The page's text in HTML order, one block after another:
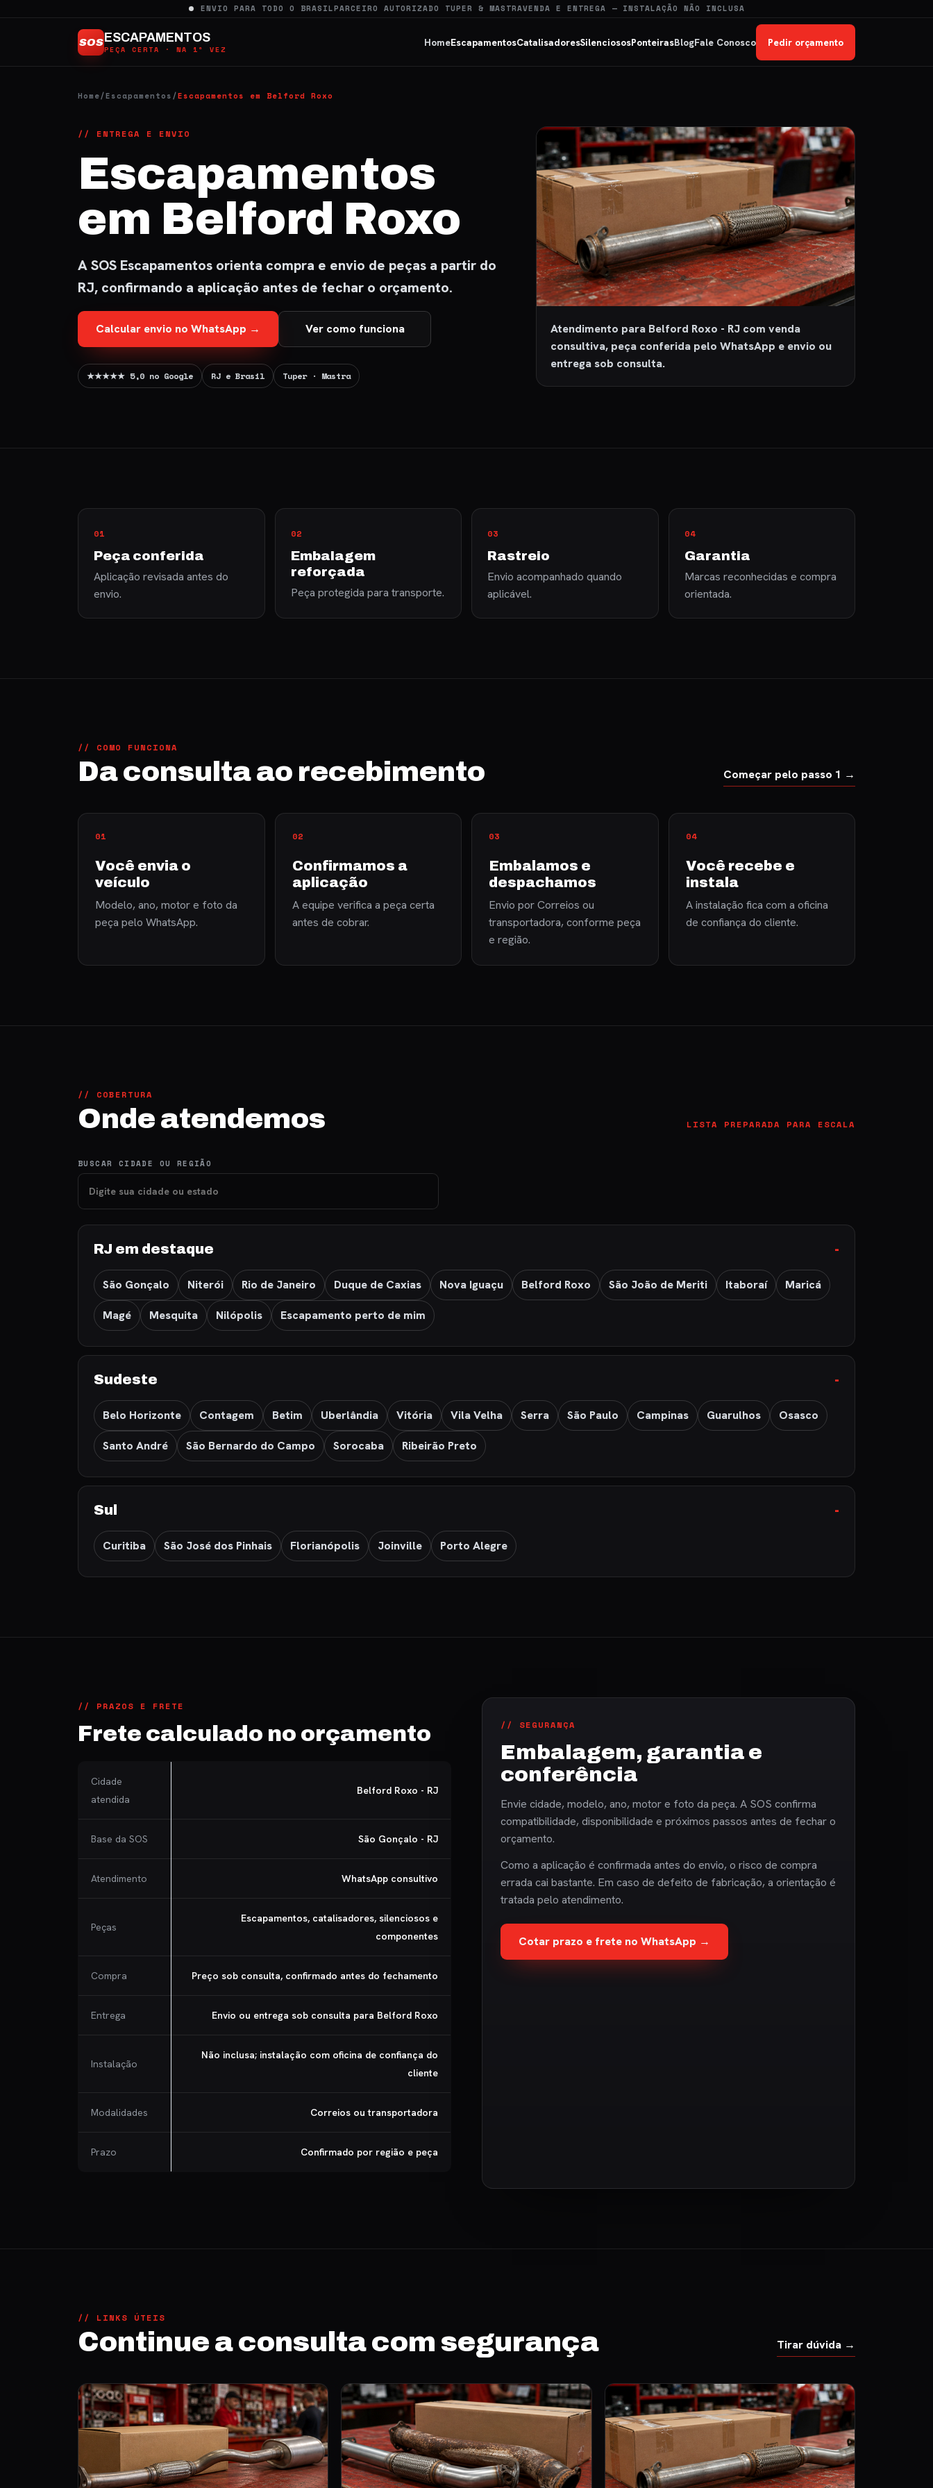
ENVIO PARA TODO O BRASILPARCEIRO AUTORIZADO TUPER & MASTRAVENDA E ENTREGA — INSTALAÇÃO NÃO INCLUSA
SOSESCAPAMENTOS
PEÇA CERTA · NA 1ª VEZ
HomeEscapamentosCatalisadoresSilenciososPonteirasBlogFale Conosco Pedir orçamento
Home/Escapamentos/Escapamentos em Belford Roxo
// ENTREGA E ENVIO
Escapamentos
em Belford Roxo
A SOS Escapamentos orienta compra e envio de peças a partir do
RJ, confirmando a aplicação antes de fechar o orçamento.
Calcular envio no WhatsApp → Ver como funciona
★★★★★ 5,0 no Google RJ e Brasil Tuper · Mastra
Atendimento para Belford Roxo - RJ com venda
consultiva, peça conferida pelo WhatsApp e envio ou
entrega sob consulta.
01
Peça conferida
Aplicação revisada antes do
envio.
02
Embalagem
reforçada
Peça protegida para transporte.
03
Rastreio
Envio acompanhado quando
aplicável.
04
Garantia
Marcas reconhecidas e compra
orientada.
// COMO FUNCIONA
Da consulta ao recebimento Começar pelo passo 1 →
Você envia o
veículo
Modelo, ano, motor e foto da
peça pelo WhatsApp.
Confirmamos a
aplicação
A equipe verifica a peça certa
antes de cobrar.
Embalamos e
despachamos
Envio por Correios ou
transportadora, conforme peça
e região.
Você recebe e
instala
A instalação fica com a oficina
de confiança do cliente.
// COBERTURA
Onde atendemos LISTA PREPARADA PARA ESCALA
BUSCAR CIDADE OU REGIÃO
RJ em destaque
São Gonçalo Niterói Rio de Janeiro Duque de Caxias Nova Iguaçu Belford Roxo São João de Meriti Itaboraí Maricá
Magé Mesquita Nilópolis Escapamento perto de mim
Sudeste
Belo Horizonte Contagem Betim Uberlândia Vitória Vila Velha Serra São Paulo Campinas Guarulhos Osasco
Santo André São Bernardo do Campo Sorocaba Ribeirão Preto
Sul
Curitiba São José dos Pinhais Florianópolis Joinville Porto Alegre
// PRAZOS E FRETE
Frete calculado no orçamento
Cidade
atendida
Belford Roxo - RJ
Base da SOS São Gonçalo - RJ
Atendimento WhatsApp consultivo
Peças
Escapamentos, catalisadores, silenciosos e
componentes
Compra Preço sob consulta, confirmado antes do fechamento
Entrega Envio ou entrega sob consulta para Belford Roxo
Instalação
Não inclusa; instalação com oficina de confiança do
cliente
Modalidades Correios ou transportadora
Prazo Confirmado por região e peça
// SEGURANÇA
Embalagem, garantia e
conferência
Envie cidade, modelo, ano, motor e foto da peça. A SOS confirma
compatibilidade, disponibilidade e próximos passos antes de fechar o
orçamento.
Como a aplicação é confirmada antes do envio, o risco de compra
errada cai bastante. Em caso de defeito de fabricação, a orientação é
tratada pelo atendimento.
Cotar prazo e frete no WhatsApp →
// LINKS ÚTEIS
Continue a consulta com segurança Tirar dúvida →